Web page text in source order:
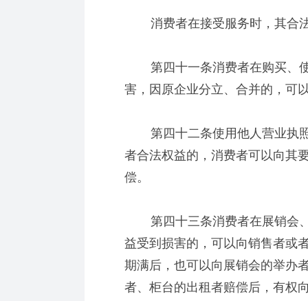
消费者在接受服务时，其合法
第四十一条消费者在购买、使
害，因原企业分立、合并的，可
第四十二条使用他人营业执照
者合法权益的，消费者可以向其
偿。
第四十三条消费者在展销会、
益受到损害的，可以向销售者或
期满后，也可以向展销会的举办
者、柜台的出租者赔偿后，有权